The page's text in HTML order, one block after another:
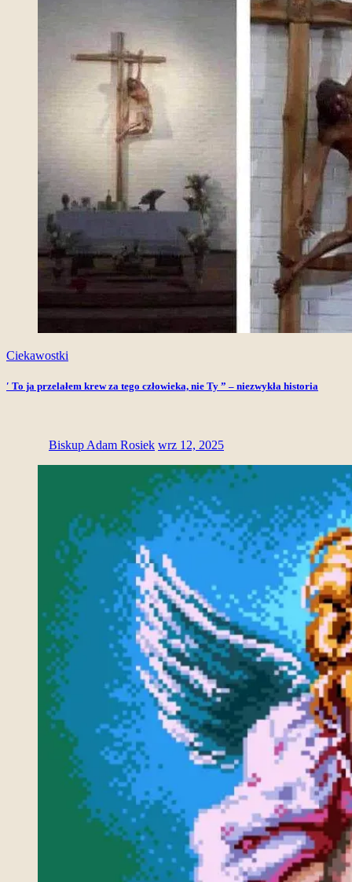
Ciekawostki
′ To ja przelałem krew za tego człowieka, nie Ty ” – niezwykła historia
Biskup Adam Rosiek wrz 12, 2025